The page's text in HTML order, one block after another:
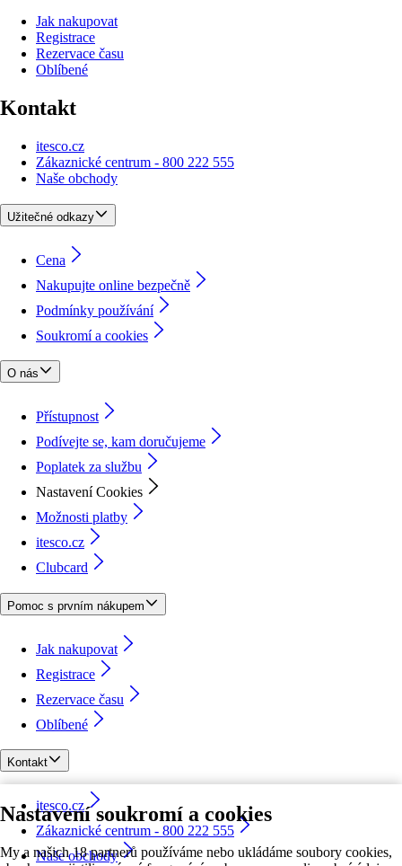
Nastavení soukromí a cookies
My a našich 18 partnerů používáme nebo ukládáme soubory cookies,
Jak nakupovat
Registrace
Rezervace času
Oblíbené
Kontakt
itesco.cz
Zákaznické centrum - 800 222 555
Naše obchody
Užitečné odkazy
Cena
Nakupujte online bezpečně
Podmínky používání
Soukromí a cookies
O nás
Přístupnost
Podívejte se, kam doručujeme
Poplatek za službu
Nastavení Cookies
Možnosti platby
itesco.cz
Clubcard
Pomoc s prvním nákupem
Jak nakupovat
Registrace
Rezervace času
Oblíbené
Kontakt
itesco.cz
Zákaznické centrum - 800 222 555
Naše obchody